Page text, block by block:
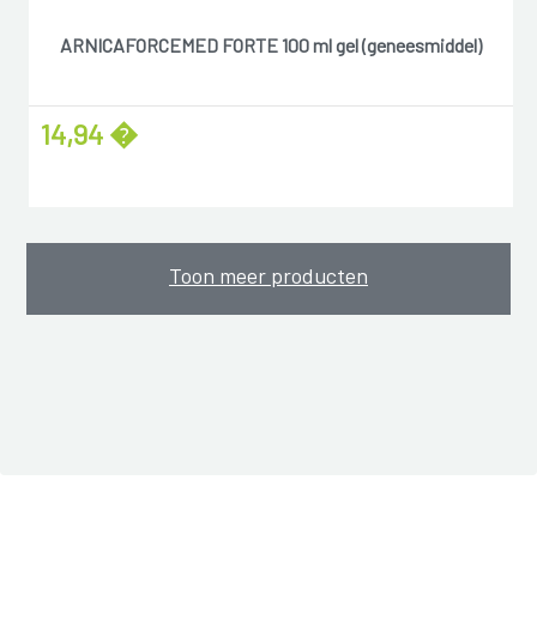
ARNICAFORCEMED FORTE 100 ml gel (geneesmiddel)
14,94 �
Toon meer producten